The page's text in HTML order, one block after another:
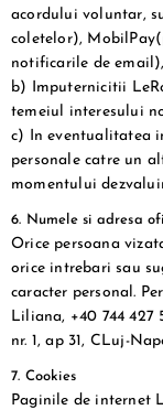
acordului voluntar,
coletelor),
notificarile de
b) Imputernicitii
temeiul interesului
c) In eventualitatea
personale catre un
momentului
6. Numele si adresa
Orice persoana
orice intrebari sau
caracter personal.
Liliana, +40 744 427
nr. 1, ap 31, CLuj-
7. Cookies
Paginile de internet